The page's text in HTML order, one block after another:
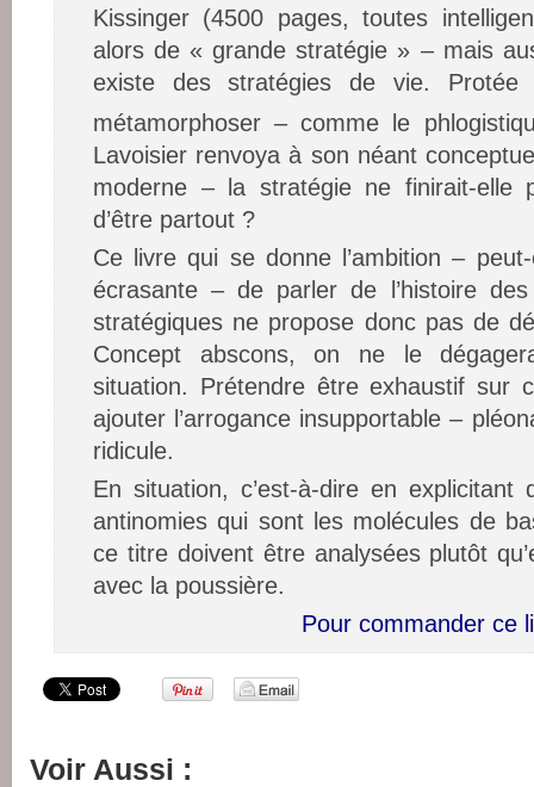
Kissinger (4500 pages, toutes
alors de « grande stratégie » – mais
existe des stratégies de vie.
métamorphoser – comme le
Lavoisier renvoya à son néant
moderne – la stratégie ne finirait-elle
d’être partout ?
Ce livre qui se donne l’ambition –
écrasante – de parler de l’histoire
stratégiques ne propose donc pas de
Concept abscons, on ne le
situation. Prétendre être exhaustif sur
ajouter l’arrogance insupportable –
ridicule.
En situation, c’est-à-dire en explicitant
antinomies qui sont les molécules de
ce titre doivent être analysées plutôt
avec la poussière.
Pour commander ce
Voir Aussi :